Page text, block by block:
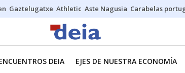
Gaztelugatxe Athletic Aste Nagusia Carabelas
DEIA EJES DE NUESTRA ECONOMÍA